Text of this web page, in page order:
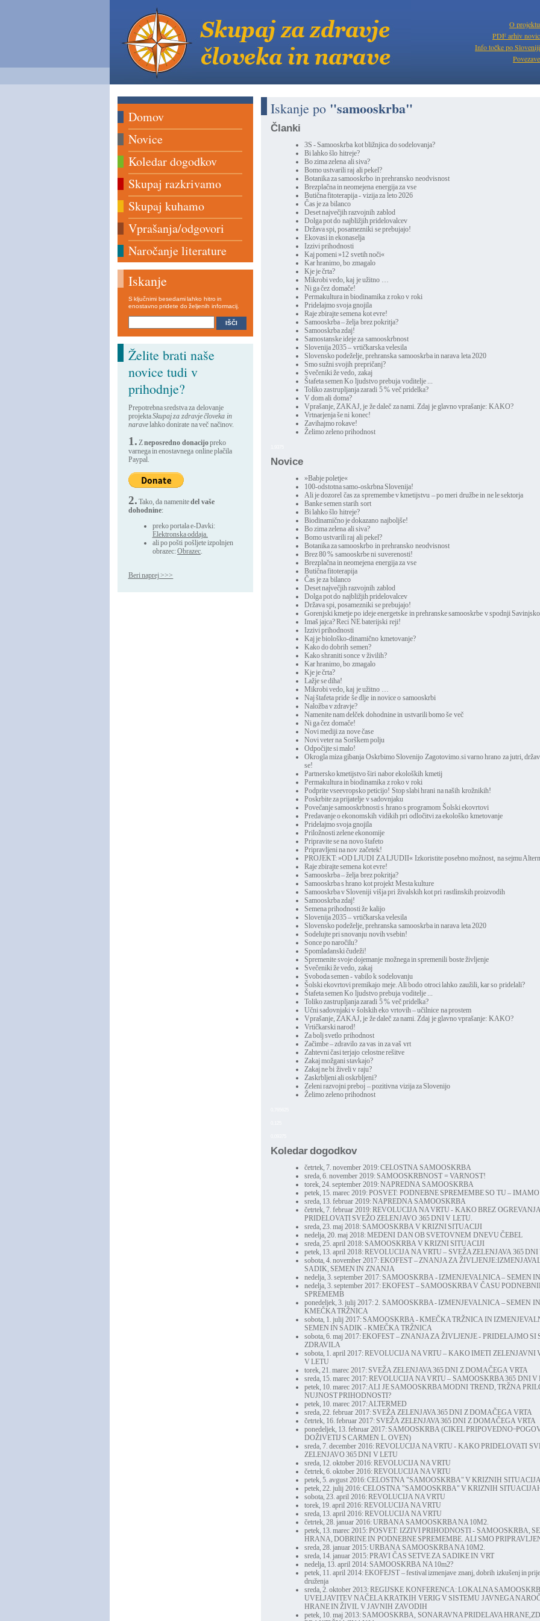
O projektu
PDF arhiv novic
Info točke po Sloveniji
Povezave
Iskanje po "samooskrba"
Članki
3S - Samooskrba kot bližnjica do sodelovanja?
Bi lahko šlo hitreje?
Bo zima zelena ali siva?
Bomo ustvarili raj ali pekel?
Botanika za samooskrbo in prehransko neodvisnost
Brezplačna in neomejena energija za vse
Butična fitoterapija - vizija za leto 2026
Čas je za bilanco
Deset največjih razvojnih zablod
Dolga pot do najbližjih pridelovalcev
Država spi, posamezniki se prebujajo!
Ekovasi in ekonaselja
Izzivi prihodnosti
Kaj pomeni »12 svetih noči«
Kar hranimo, bo zmagalo
Kje je črta?
Mikrobi vedo, kaj je užitno …
Ni ga čez domače!
Permakultura in biodinamika z roko v roki
Pridelajmo svoja gnojila
Raje zbirajte semena kot evre!
Samooskrba – želja brez pokritja?
Samooskrba zdaj!
Samostanske ideje za samooskrbnost
Slovenija 2035 – vrtičkarska velesila
Slovensko podeželje, prehranska samooskrba in narava leta 2020
Smo sužni svojih prepričanj?
Svečeniki že vedo, zakaj
Štafeta semen Ko ljudstvo prebuja voditelje ...
Toliko zastrupljanja zaradi 5 % več pridelka?
V dom ali doma?
Vprašanje, ZAKAJ, je že daleč za nami. Zdaj je glavno vprašanje: KAKO?
Vrtnarjenja še ni konec!
Zavihajmo rokave!
Želimo zeleno prihodnost
Novice
»Babje poletje«
100-odstotna samo-oskrbna Slovenija!
Ali je dozorel čas za spremembe v kmetijstvu – po meri družbe in ne le sektorja
Banke semen starih sort
Bi lahko šlo hitreje?
Biodinamično je dokazano najboljše!
Bo zima zelena ali siva?
Bomo ustvarili raj ali pekel?
Botanika za samooskrbo in prehransko neodvisnost
Brez 80 % samooskrbe ni suverenosti!
Brezplačna in neomejena energija za vse
Butična fitoterapija
Čas je za bilanco
Deset največjih razvojnih zablod
Dolga pot do najbližjih pridelovalcev
Država spi, posamezniki se prebujajo!
Gorenjski kmetje po ideje energetske in prehranske samooskrbe v spodnji
Imaš jajca? Reci NE baterijski reji!
Izzivi prihodnosti
Kaj je biološko-dinamično kmetovanje?
Kako do dobrih semen?
Kako shraniti sonce v živilih?
Kar hranimo, bo zmagalo
Kje je črta?
Lažje se diha!
Mikrobi vedo, kaj je užitno …
Naj štafeta pride še dlje in novice o samooskrbi
Naložba v zdravje?
Namenite nam delček dohodnine in ustvarili bomo še več
Ni ga čez domače!
Novi mediji za nove čase
Novi veter na Sorškem polju
Odpočijte si malo!
Okrogla miza gibanja Oskrbimo Slovenijo Zagotovimo.si varno hrano za jutri,
se!
Partnersko kmetijstvo širi nabor ekoloških kmetij
Permakultura in biodinamika z roko v roki
Podprite vseevropsko peticijo! Stop slabi hrani na naših krožnikih!
Poskrbite za prijatelje v sadovnjaku
Povečanje samooskrbnosti s hrano s programom Šolski ekovrtovi
Predavanje o ekonomskih vidikih pri odločitvi za ekološko kmetovanje
Pridelajmo svoja gnojila
Priložnosti zelene ekonomije
Pripravite se na novo štafeto
Pripravljeni na nov začetek!
PROJEKT: »OD LJUDI ZA LJUDII« Izkoristite posebno možnost, na sejmu
Raje zbirajte semena kot evre!
Samooskrba – želja brez pokritja?
Samooskrba s hrano kot projekt Mesta kulture
Samooskrba v Sloveniji višja pri živalskih kot pri rastlinskih proizvodih
Samooskrba zdaj!
Semena prihodnosti že kalijo
Slovenija 2035 – vrtičkarska velesila
Slovensko podeželje, prehranska samooskrba in narava leta 2020
Sodelujte pri snovanju novih vsebin!
Sonce po naročilu?
Spomladanski čudeži!
Spremenite svoje dojemanje možnega in spremenili boste življenje
Svečeniki že vedo, zakaj
Svoboda semen - vabilo k sodelovanju
Šolski ekovrtovi premikajo meje. Ali bodo otroci lahko zaužili, kar so pridelali?
Štafeta semen Ko ljudstvo prebuja voditelje ...
Toliko zastrupljanja zaradi 5 % več pridelka?
Učni sadovnjaki v šolskih eko vrtovih – učilnice na prostem
Vprašanje, ZAKAJ, je že daleč za nami. Zdaj je glavno vprašanje: KAKO?
Vrtičkarski narod!
Za bolj svetlo prihodnost
Začimbe – zdravilo za vas in za vaš vrt
Zahtevni časi terjajo celostne rešitve
Zakaj možgani stavkajo?
Zakaj ne bi živeli v raju?
Zaskrbljeni ali oskrbljeni?
Zeleni razvojni preboj – pozitivna vizija za Slovenijo
Želimo zeleno prihodnost
Koledar dogodkov
četrtek, 7. november 2019:CELOSTNA SAMOOSKRBA
sreda, 6. november 2019:SAMOOSKRBNOST = VARNOST!
torek, 24. september 2019:NAPREDNA SAMOOSKRBA
petek, 15. marec 2019:POSVET: PODNEBNE SPREMEMBE SO TU –
sreda, 13. februar 2019:NAPREDNA SAMOOSKRBA
četrtek, 7. februar 2019:REVOLUCIJA NA VRTU - KAKO BREZ OGREVANJA
PRIDELOVATI SVEŽO ZELENJAVO 365 DNI V LETU.
sreda, 23. maj 2018:SAMOOSKRBA V KRIZNI SITUACIJI
nedelja, 20. maj 2018:MEDENI DAN OB SVETOVNEM DNEVU ČEBEL
sreda, 25. april 2018:SAMOOSKRBA V KRIZNI SITUACIJI
petek, 13. april 2018:REVOLUCIJA NA VRTU – SVEŽA ZELENJAVA 365
sobota, 4. november 2017:EKOFEST – ZNANJA ZA
SADIK, SEMEN IN ZNANJA
nedelja, 3. september 2017:SAMOOSKRBA - IZMENJEVALNICA – SEMEN
nedelja, 3. september 2017:EKOFEST – SAMOOSKRBA V ČASU
SPREMEMB
ponedeljek, 3. julij 2017:2. SAMOOSKRBA - IZMENJEVALNICA – SEMEN
KMEČKA TRŽNICA
sobota, 1. julij 2017:SAMOOSKRBA - KMEČKA TRŽNICA IN
SEMEN IN SADIK - KMEČKA TRŽNICA
sobota, 6. maj 2017:EKOFEST – ZNANJA ZA ŽIVLJENJE - PRIDELAJMO SI
ZDRAVILA
sobota, 1. april 2017:REVOLUCIJA NA VRTU – KAKO IMETI ZELENJAVNI
V LETU
torek, 21. marec 2017:SVEŽA ZELENJAVA 365 DNI Z DOMAČEGA VRTA
sreda, 15. marec 2017:REVOLUCIJA NA VRTU – SAMOOSKRBA 365 DNI V
petek, 10. marec 2017:ALI JE SAMOOSKRBA MODNI TREND, TRŽNA
NUJNOST PRIHODNOSTI?
petek, 10. marec 2017:ALTERMED
sreda, 22. februar 2017:SVEŽA ZELENJAVA 365 DNI Z DOMAČEGA VRTA
četrtek, 16. februar 2017:SVEŽA ZELENJAVA 365 DNI Z DOMAČEGA VRTA
ponedeljek, 13. februar 2017:SAMOOSKRBA (CIKEL PRIPOVEDNO
DOŽIVETIJ S CARMEN L. OVEN)
sreda, 7. december 2016:REVOLUCIJA NA VRTU - KAKO PRIDELOVATI
ZELENJAVO 365 DNI V LETU
sreda, 12. oktober 2016:REVOLUCIJA NA VRTU
četrtek, 6. oktober 2016:REVOLUCIJA NA VRTU
petek, 5. avgust 2016:CELOSTNA "SAMOOSKRBA" V KRIZNIH
petek, 22. julij 2016:CELOSTNA "SAMOOSKRBA" V KRIZNIH
sobota, 23. april 2016:REVOLUCIJA NA VRTU
torek, 19. april 2016:REVOLUCIJA NA VRTU
sreda, 13. april 2016:REVOLUCIJA NA VRTU
četrtek, 28. januar 2016:URBANA SAMOOSKRBA NA 10M2.
petek, 13. marec 2015:POSVET: IZZIVI PRIHODNOSTI - SAMOOSKRBA,
HRANA, DOBRINE IN PODNEBNE SPREMEMBE. ALI SMO
sreda, 28. januar 2015:URBANA SAMOOSKRBA NA 10M2.
sreda, 14. januar 2015:PRAVI ČAS SETVE ZA SADIKE IN VRT
nedelja, 13. april 2014:SAMOOSKRBA NA 10m2?
petek, 11. april 2014:EKOFEJST – festival izmenjave znanj, dobrih izkušenj in
druženja
sreda, 2. oktober 2013:REGIJSKE KONFERENCA: LOKALNA
UVELJAVITEV NAČELA KRATKIH VERIG V SISTEMU JAVNEGA
HRANE IN ŽIVIL V JAVNIH ZAVODIH
petek, 10. maj 2013:SAMOOSKRBA, SONARAVNA PRIDELAVA
Domov
Novice
Koledar dogodkov
Skupaj razkrivamo
Skupaj kuhamo
Vprašanja/odgovori
Naročanje literature
Iskanje
S ključnimi besedami lahko hitro in
enostavno pridete do željenih informacij.
Želite brati naše
novice tudi v
prihodnje?
Prepotrebna sredstva za delovanje
projektaSkupaj za zdravje človeka in
naravelahko donirate na več načinov.
1. Zneposredno donacijopreko
varnega in enostavnega online plačila
Paypal.
2. Tako, da namenitedel vaše
dohodnine:
preko portala e-Davki:
Elektronska oddaja.
ali po pošti pošljete izpolnjen
obrazec:Obrazec.
Beri naprej >>>